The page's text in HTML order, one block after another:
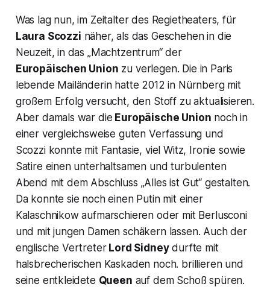
Was lag nun, im Zeitalter des Regietheaters, für
Laura Scozzi näher, als das Geschehen in die
Neuzeit, in das „Machtzentrum“ der
Europäischen Union zu verlegen. Die in Paris
lebende Mailänderin hatte 2012 in Nürnberg mit
großem Erfolg versucht, den Stoff zu aktualisieren.
Aber damals war die Europäische Union noch in
einer vergleichsweise guten Verfassung und
Scozzi konnte mit Fantasie, viel Witz, Ironie sowie
Satire einen unterhaltsamen und turbulenten
Abend mit dem Abschluss „Alles ist Gut“ gestalten.
Da konnte sie noch einen Putin mit einer
Kalaschnikow aufmarschieren oder mit Berlusconi
und mit jungen Damen schäkern lassen. Auch der
englische VertreterLord Sidneydurfte mit
halsbrecherischen Kaskaden noch. brillieren und
seine entkleidete Queen auf dem Schoß spüren.